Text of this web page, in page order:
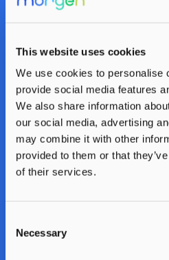
This website uses cookies
We use cookies to personalise
provide social media features
We also share information
our social media, advertising
may combine it with other
provided to them or that
of their services.
Selection
Necessary
Ben jij zzp’er?
De nieuwe situatie
betekenen van je
kinderopvang. Sterker
nieuwe start zijn als
professional in